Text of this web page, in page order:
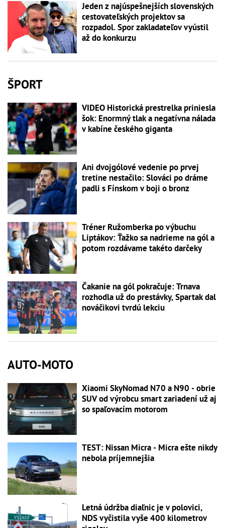
Jeden z najúspešnejších slovenských
cestovateľských projektov sa
rozpadol. Spor zakladateľov vyústil
až do konkurzu
ŠPORT
VIDEO Historická prestrelka priniesla
šok: Enormný tlak a negatívna nálada
v kabíne českého giganta
Ani dvojgólové vedenie po prvej
tretine nestačilo: Slováci po dráme
padli s Fínskom v boji o bronz
Tréner Ružomberka po výbuchu
Liptákov: Ťažko sa nadrieme na gól a
potom rozdávame takéto darčeky
Čakanie na gól pokračuje: Trnava
rozhodla už do prestávky, Spartak dal
nováčikovi tvrdú lekciu
AUTO-MOTO
Xiaomi SkyNomad N70 a N90 - obrie
SUV od výrobcu smart zariadení už aj
so spaľovacím motorom
TEST: Nissan Micra - Micra ešte nikdy
nebola príjemnejšia
Letná údržba diaľnic je v polovici,
NDS vyčistila vyše 400 kilometrov